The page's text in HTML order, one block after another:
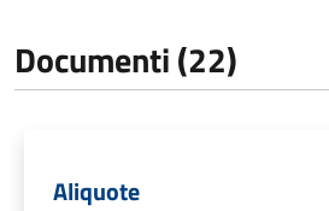
Documenti (22)
Aliquote